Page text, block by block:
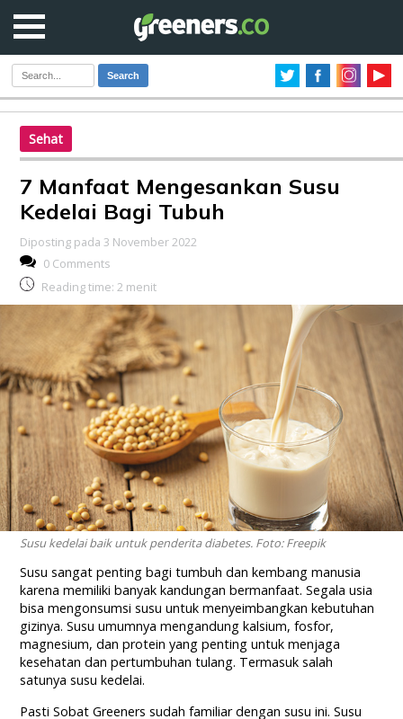
Search
Sehat
7 Manfaat Mengesankan Susu
Kedelai Bagi Tubuh
Diposting pada 3 November 2022
0 Comments
Reading time: 2 menit
Susu kedelai baik untuk penderita diabetes. Foto: Freepik
Susu sangat penting bagi tumbuh dan kembang manusia
karena memiliki banyak kandungan bermanfaat. Segala usia
bisa mengonsumsi susu untuk menyeimbangkan kebutuhan
gizinya. Susu umumnya mengandung kalsium, fosfor,
magnesium, dan protein yang penting untuk menjaga
kesehatan dan pertumbuhan tulang. Termasuk salah
satunya susu kedelai.
Pasti Sobat Greeners sudah familiar dengan susu ini. Susu